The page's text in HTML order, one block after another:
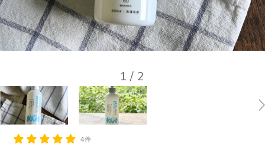
1 / 2
4件